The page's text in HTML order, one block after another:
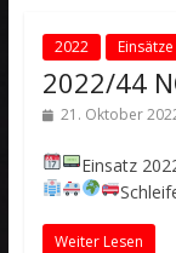
2022 Einsätze
2022/44
21. Oktober
Einsatz
Weiter Lesen